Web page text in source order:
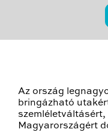
Az ország
bringázható
szemléletváltásért,
Magyarországért